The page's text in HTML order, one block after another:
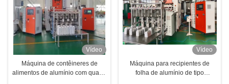
Vídeo
Máquina de contêineres de
alimentos de alumínio com quatro
Vídeo
Máquina para recipientes de
folha de alumínio de tipo